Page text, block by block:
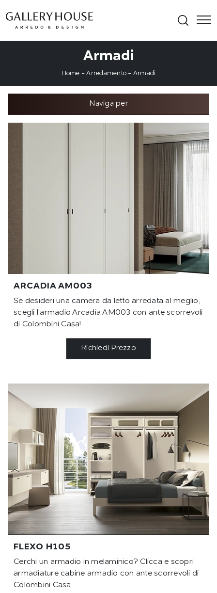
Armadi
Home -Arredamento - Armadi
Naviga per
ARCADIA AM003
Se desideri una camera da letto arredata al meglio,
scegli l'armadio Arcadia AM003 con ante scorrevoli
di Colombini Casa!
Richiedi Prezzo
FLEXO H105
Cerchi un armadio in melaminico? Clicca e scopri
armadiature cabine armadio con ante scorrevoli di
Colombini Casa.